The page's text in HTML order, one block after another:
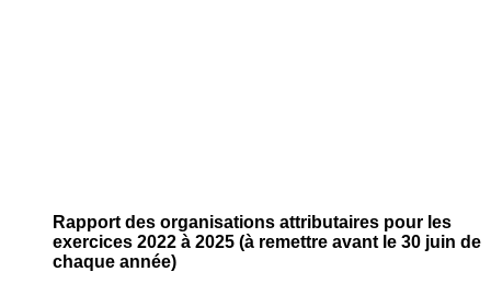
Rapport des organisations attributaires pour les
exercices 2022 à 2025 (à remettre avant le 30 juin de
chaque année)